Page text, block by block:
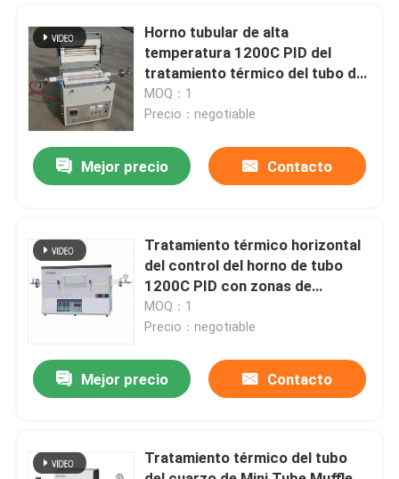
Sobre nosotros
Viaje de la fábrica
Control de calidad
Noticias
Casos
Pida una cita
Horno de empuje
Horno tubular de alta
temperatura 1200C PID del
tratamiento térmico del tubo del
cuarzo
MOQ：1
Precio：negotiable
Mejor precio Contacto
Tratamiento térmico horizontal
del control del horno de tubo
1200C PID con zonas de
temperatura dobles
MOQ：1
Precio：negotiable
Mejor precio Contacto
Tratamiento térmico del tubo